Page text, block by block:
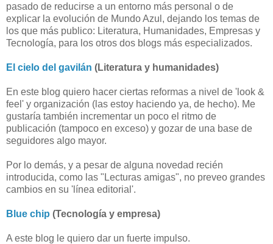
pasado de reducirse a un entorno más personal o de
explicar la evolución de Mundo Azul, dejando los temas de
los que más publico: Literatura, Humanidades, Empresas y
Tecnología, para los otros dos blogs más especializados.
El cielo del gavilán (Literatura y humanidades)
En este blog quiero hacer ciertas reformas a nivel de 'look &
feel' y organización (las estoy haciendo ya, de hecho). Me
gustaría también incrementar un poco el ritmo de
publicación (tampoco en exceso) y gozar de una base de
seguidores algo mayor.
Por lo demás, y a pesar de alguna novedad recién
introducida, como las "Lecturas amigas", no preveo grandes
cambios en su 'línea editorial'.
Blue chip (Tecnología y empresa)
A este blog le quiero dar un fuerte impulso.